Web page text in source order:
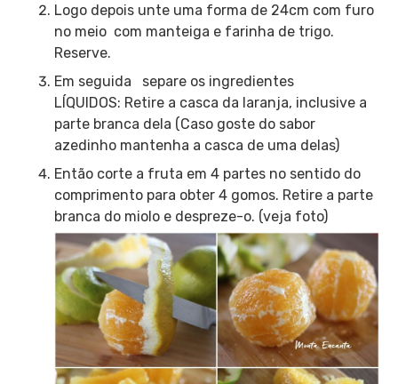
Logo depois unte uma forma de 24cm com furo
no meio com manteiga e farinha de trigo.
Reserve.
Em seguida separe os ingredientes
LÍQUIDOS: Retire a casca da laranja, inclusive a
parte branca dela (Caso goste do sabor
azedinho mantenha a casca de uma delas)
Então corte a fruta em 4 partes no sentido do
comprimento para obter 4 gomos. Retire a parte
branca do miolo e despreze-o. (veja foto)